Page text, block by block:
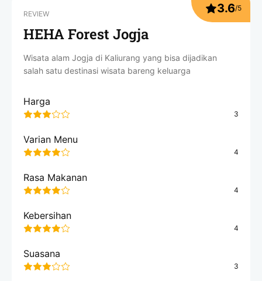
REVIEW
HEHA Forest Jogja
3.6/5
Wisata alam Jogja di Kaliurang yang bisa dijadikan
salah satu destinasi wisata bareng keluarga
Rated
3
of
5
Harga
3
Rated
4
of
5
Varian Menu
4
Rated
4
of
5
Rasa Makanan
4
Rated
4
of
5
Kebersihan
4
Rated
3
Suasana
3